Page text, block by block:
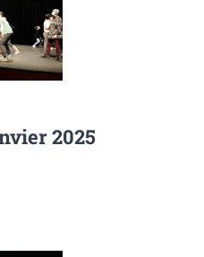
2025